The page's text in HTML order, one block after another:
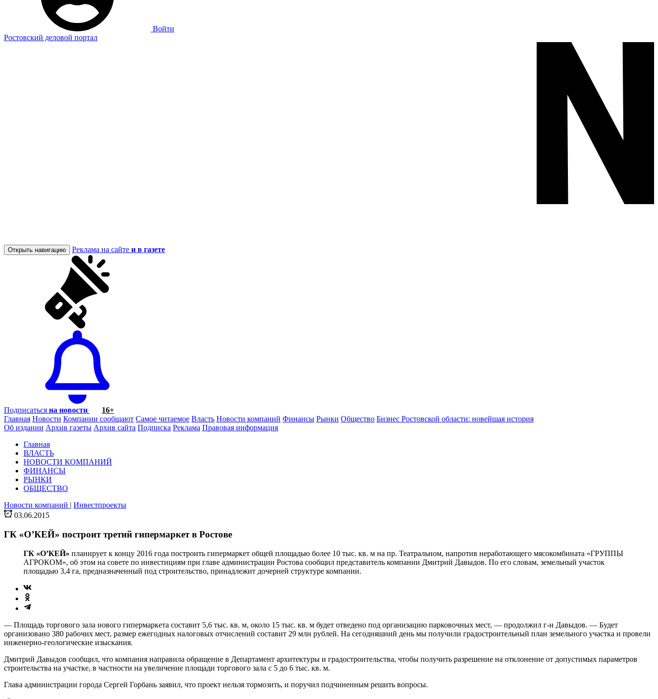
Войти
Ростовский деловой портал
Открыть навигацию Реклама на сайте и в газете
Подписаться на новости
16+
Главная Новости Компании сообщают Самое читаемое Власть Новости компаний Финансы Рынки Общество Бизнес Ростовской области: новейшая история
Об издании Архив газеты Архив сайта Подписка Реклама Правовая информация
Главная
ВЛАСТЬ
НОВОСТИ КОМПАНИЙ
ФИНАНСЫ
РЫНКИ
ОБЩЕСТВО
Новости компаний | Инвестпроекты
03.06.2015
ГК «O’КЕЙ» построит третий гипермаркет в Ростове
ГК «O’КЕЙ» планирует к концу 2016 года построить гипермаркет общей площадью более 10 тыс. кв. м на пр. Театральном, напротив неработающего мясокомбината «ГРУППЫ
АГРОКОМ», об этом на совете по инвестициям при главе администрации Ростова сообщил представитель компании Дмитрий Давыдов. По его словам, земельный участок
площадью 3,4 га, предназначенный под строительство, принадлежит дочерней структуре компании.
— Площадь торгового зала нового гипермаркета составит 5,6 тыс. кв. м, около 15 тыс. кв. м будет отведено под организацию парковочных мест, — продолжил г-н Давыдов. — Будет
организовано 380 рабочих мест, размер ежегодных налоговых отчислений составит 29 млн рублей. На сегодняшний день мы получили градостроительный план земельного участка и провели
инженерно-геологические изыскания.
Дмитрий Давыдов сообщил, что компания направила обращение в Департамент архитектуры и градостроительства, чтобы получить разрешение на отклонение от допустимых параметров
строительства на участке, в частности на увеличение площади торгового зала с 5 до 6 тыс. кв. м.
Глава администрации города Сергей Горбань заявил, что проект нельзя тормозить, и поручил подчиненным решить вопросы.